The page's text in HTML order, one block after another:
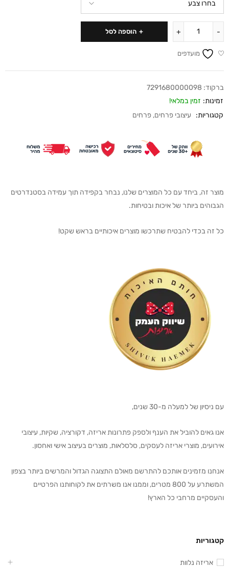
הוספה לסל
מועדפים
ברקוד: 7291680000098
זמינות: זמין במלאי!
קטגוריות:
עיצובי פרחים, פרחים
מוצר זה, ביחד עם כל המוצרים שלנו, נבחר בקפידה תוך עמידה בסטנדרטים
הגבוהים ביותר של איכות ובטיחות.
כל זה בכדי להבטיח שתרכשו מוצרים איכותיים בראש שקט!
עם ניסיון של למעלה מ-30 שנים,
אנו גאים להוביל את הענף ולספק פתרונות אריזה, דקורציה, שקיות, עיצובי
אירועים, מוצרי אריזה לעסקים, סלסלאות, מוצרים בעיצוב אישי ואחסון.
אנחנו מזמינים אותכם להתרשם מאולם התצוגה הגדול והמרשים ביותר בצפון
המשתרע על 800 מטרים, וממנו אנו משרתים את לקוחותנו הפרטיים
והעסקיים מרחבי כל הארץ!
קטגוריות
אריזה נלוות